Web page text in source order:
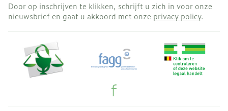
Door op inschrijven te klikken, schrijft u zich in voor onze
nieuwsbrief en gaat u akkoord met onze privacy policy.